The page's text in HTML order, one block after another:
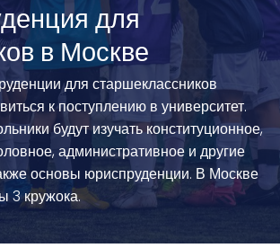
для
в Москве
для старшеклассников
к поступлению в университет.
будут изучать конституционное,
административное и другие
основы юриспруденции. В Москве
3 кружока.